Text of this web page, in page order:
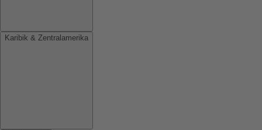
Karibik & Zentralamerika